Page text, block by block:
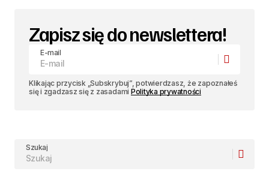
Zapisz się do newslettera!
E-mail
Klikając przycisk „Subskrybuj”, potwierdzasz, że zapoznałeś
się i zgadzasz się z zasadami Polityka prywatności
Szukaj